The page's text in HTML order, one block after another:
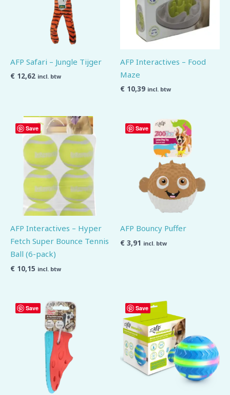
AFP Safari – Jungle Tijger
€ 12,62 incl. btw
AFP Interactives – Food
Maze
€ 10,39 incl. btw
Save
AFP Interactives – Hyper
Fetch Super Bounce Tennis
Ball (6-pack)
€ 10,15 incl. btw
Save
AFP Bouncy Puffer
€ 3,91 incl. btw
Save Save